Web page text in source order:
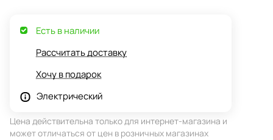
Есть в наличии
Рассчитать доставку
Хочу в подарок
Электрический
Цена действительна только для интернет-магазина и
может отличаться от цен в розничных магазинах